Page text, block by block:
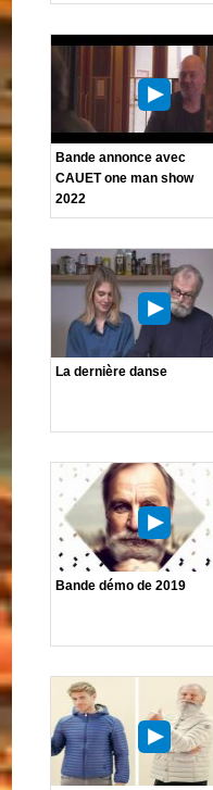
Bande annonce avec
CAUET one man show
2022
La dernière danse
Bande démo de 2019